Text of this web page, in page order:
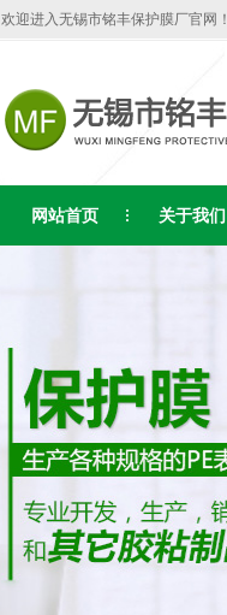
欢迎进入无锡市铭丰保护膜厂官网！
网站首页 关于我们